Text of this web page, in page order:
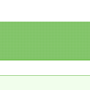
不動産売却成功のコツ